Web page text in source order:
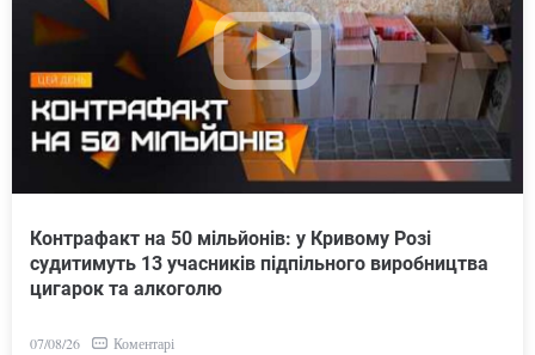
Контрафакт на 50 мільйонів: у Кривому Розі
судитимуть 13 учасників підпільного виробництва
цигарок та алкоголю
07/08/26 Коментарі